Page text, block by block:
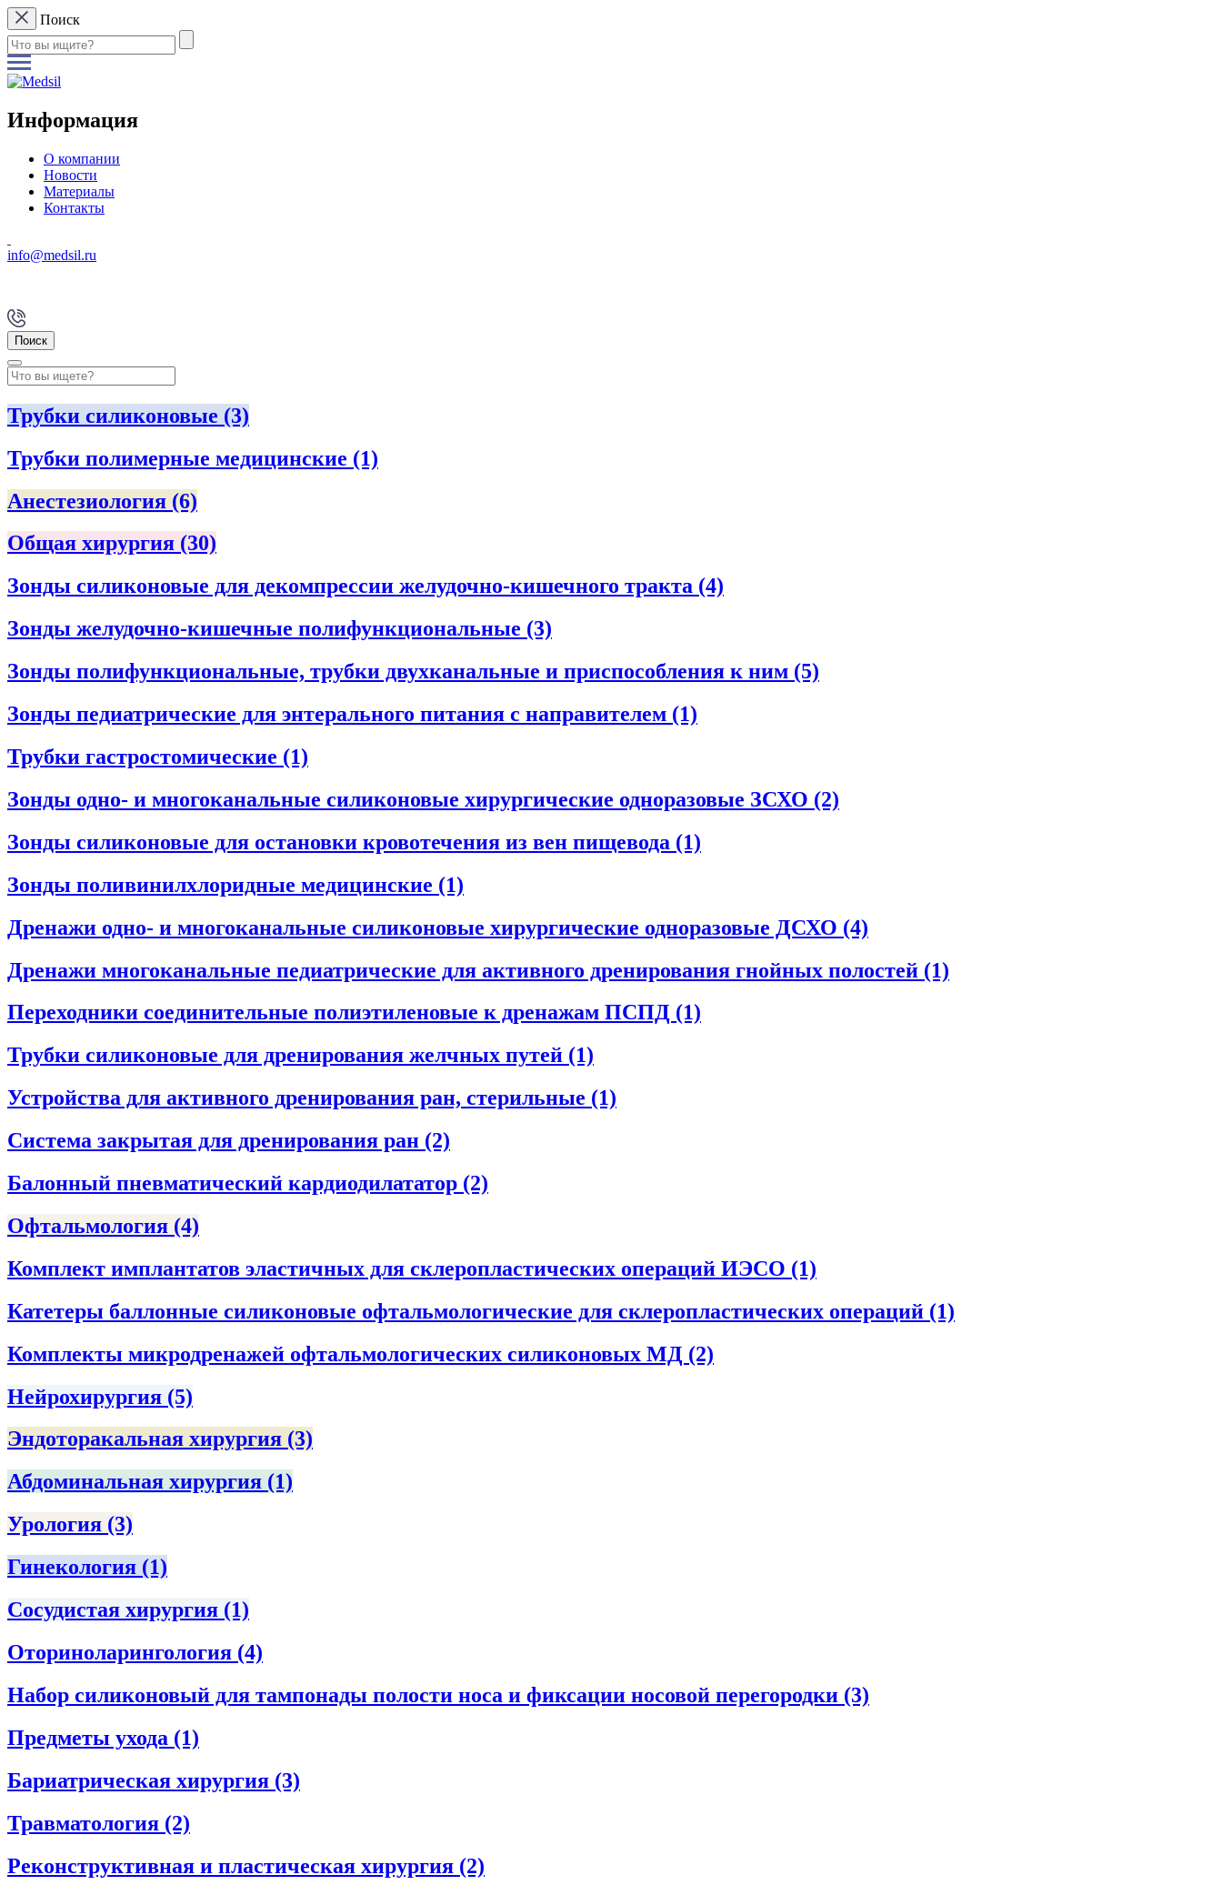
Поиск
Информация
О компании
Новости
Материалы
Контакты
info@medsil.ru
Поиск
Трубки силиконовые (3)
Трубки полимерные медицинские (1)
Анестезиология (6)
Общая хирургия (30)
Зонды силиконовые для декомпрессии желудочно-кишечного тракта (4)
Зонды желудочно-кишечные полифункциональные (3)
Зонды полифункциональные, трубки двухканальные и приспособления к ним (5)
Зонды педиатрические для энтерального питания с направителем (1)
Трубки гастростомические (1)
Зонды одно- и многоканальные силиконовые хирургические одноразовые ЗСХО (2)
Зонды силиконовые для остановки кровотечения из вен пищевода (1)
Зонды поливинилхлоридные медицинские (1)
Дренажи одно- и многоканальные силиконовые хирургические одноразовые ДСХО (4)
Дренажи многоканальные педиатрические для активного дренирования гнойных полостей (1)
Переходники соединительные полиэтиленовые к дренажам ПСПД (1)
Трубки силиконовые для дренирования желчных путей (1)
Устройства для активного дренирования ран, стерильные (1)
Система закрытая для дренирования ран (2)
Балонный пневматический кардиодилататор (2)
Офтальмология (4)
Комплект имплантатов эластичных для склеропластических операций ИЭСО (1)
Катетеры баллонные силиконовые офтальмологические для склеропластических операций (1)
Комплекты микродренажей офтальмологических силиконовых МД (2)
Нейрохирургия (5)
Эндоторакальная хирургия (3)
Абдоминальная хирургия (1)
Урология (3)
Гинекология (1)
Сосудистая хирургия (1)
Оториноларингология (4)
Набор силиконовый для тампонады полости носа и фиксации носовой перегородки (3)
Предметы ухода (1)
Бариатрическая хирургия (3)
Травматология (2)
Реконструктивная и пластическая хирургия (2)